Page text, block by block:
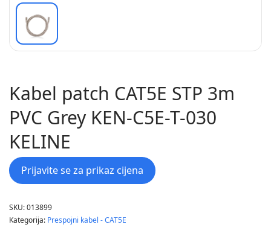
Kabel patch CAT5E STP 3m
PVC Grey KEN-C5E-T-030
KELINE
Prijavite se za prikaz cijena
SKU:013899
Kategorija: Prespojni kabel - CAT5E